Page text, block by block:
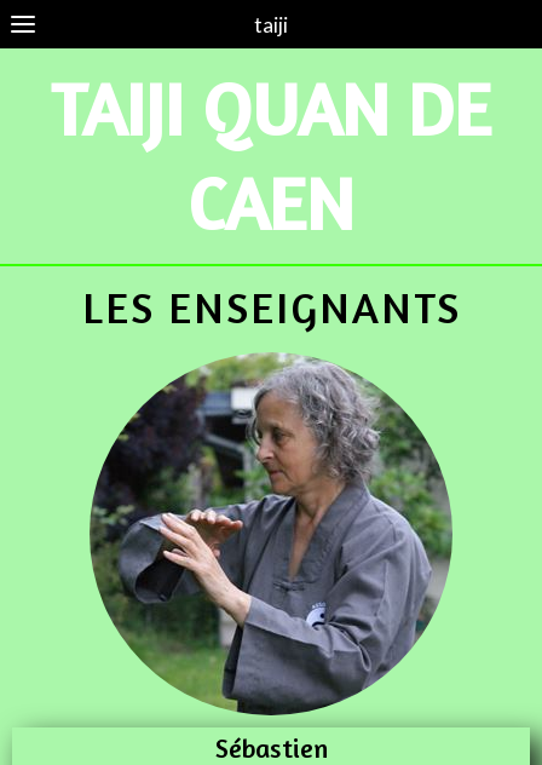
taiji
TAIJI QUAN DE
CAEN
LES ENSEIGNANTS
Sébastien